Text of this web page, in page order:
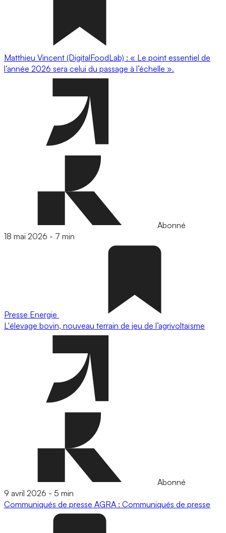
Matthieu Vincent (DigitalFoodLab) : « Le point essentiel de
l’année 2026 sera celui du passage à l’échelle ».
Abonné
18 mai 2026 - 7 min
Presse Energie
L'élevage bovin, nouveau terrain de jeu de l’agrivoltaïsme
Abonné
9 avril 2026 - 5 min
Communiqués de presse AGRA : Communiqués de presse